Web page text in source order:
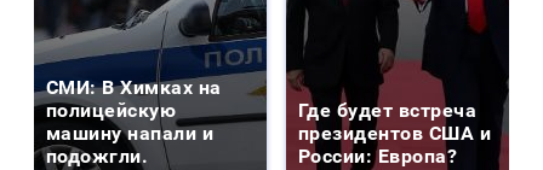
СМИ: В Химках на
полицейскую
машину напали и
подожгли.
Где будет встреча
президентов США и
России: Европа?